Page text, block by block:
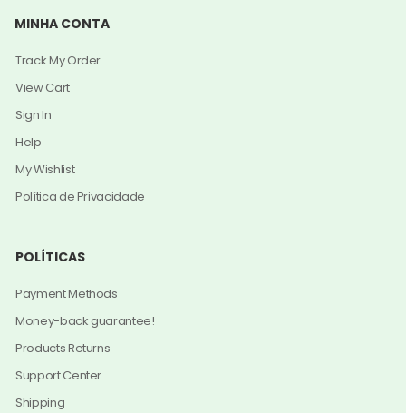
MINHA CONTA
Track My Order
View Cart
Sign In
Help
My Wishlist
Política de Privacidade
POLÍTICAS
Payment Methods
Money-back guarantee!
Products Returns
Support Center
Shipping